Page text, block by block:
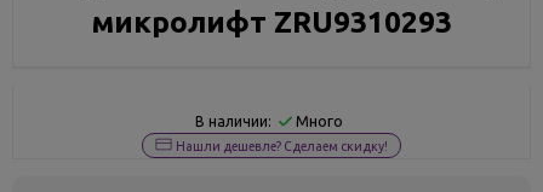
микролифт ZRU9310293
В наличии: Много
Нашли дешевле? Сделаем скидку!